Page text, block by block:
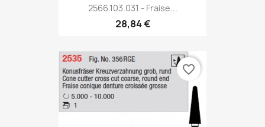
2566.103.031 - Fraise...
28,84 €
favorite_border